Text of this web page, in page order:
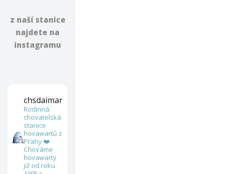
z naší stanice
najdete na
instagramu
chsdaimar
Rodinná
chovatelská
stanice
hovawartů z
Prahy ❤️
Chováme
hovawarty
již od roku